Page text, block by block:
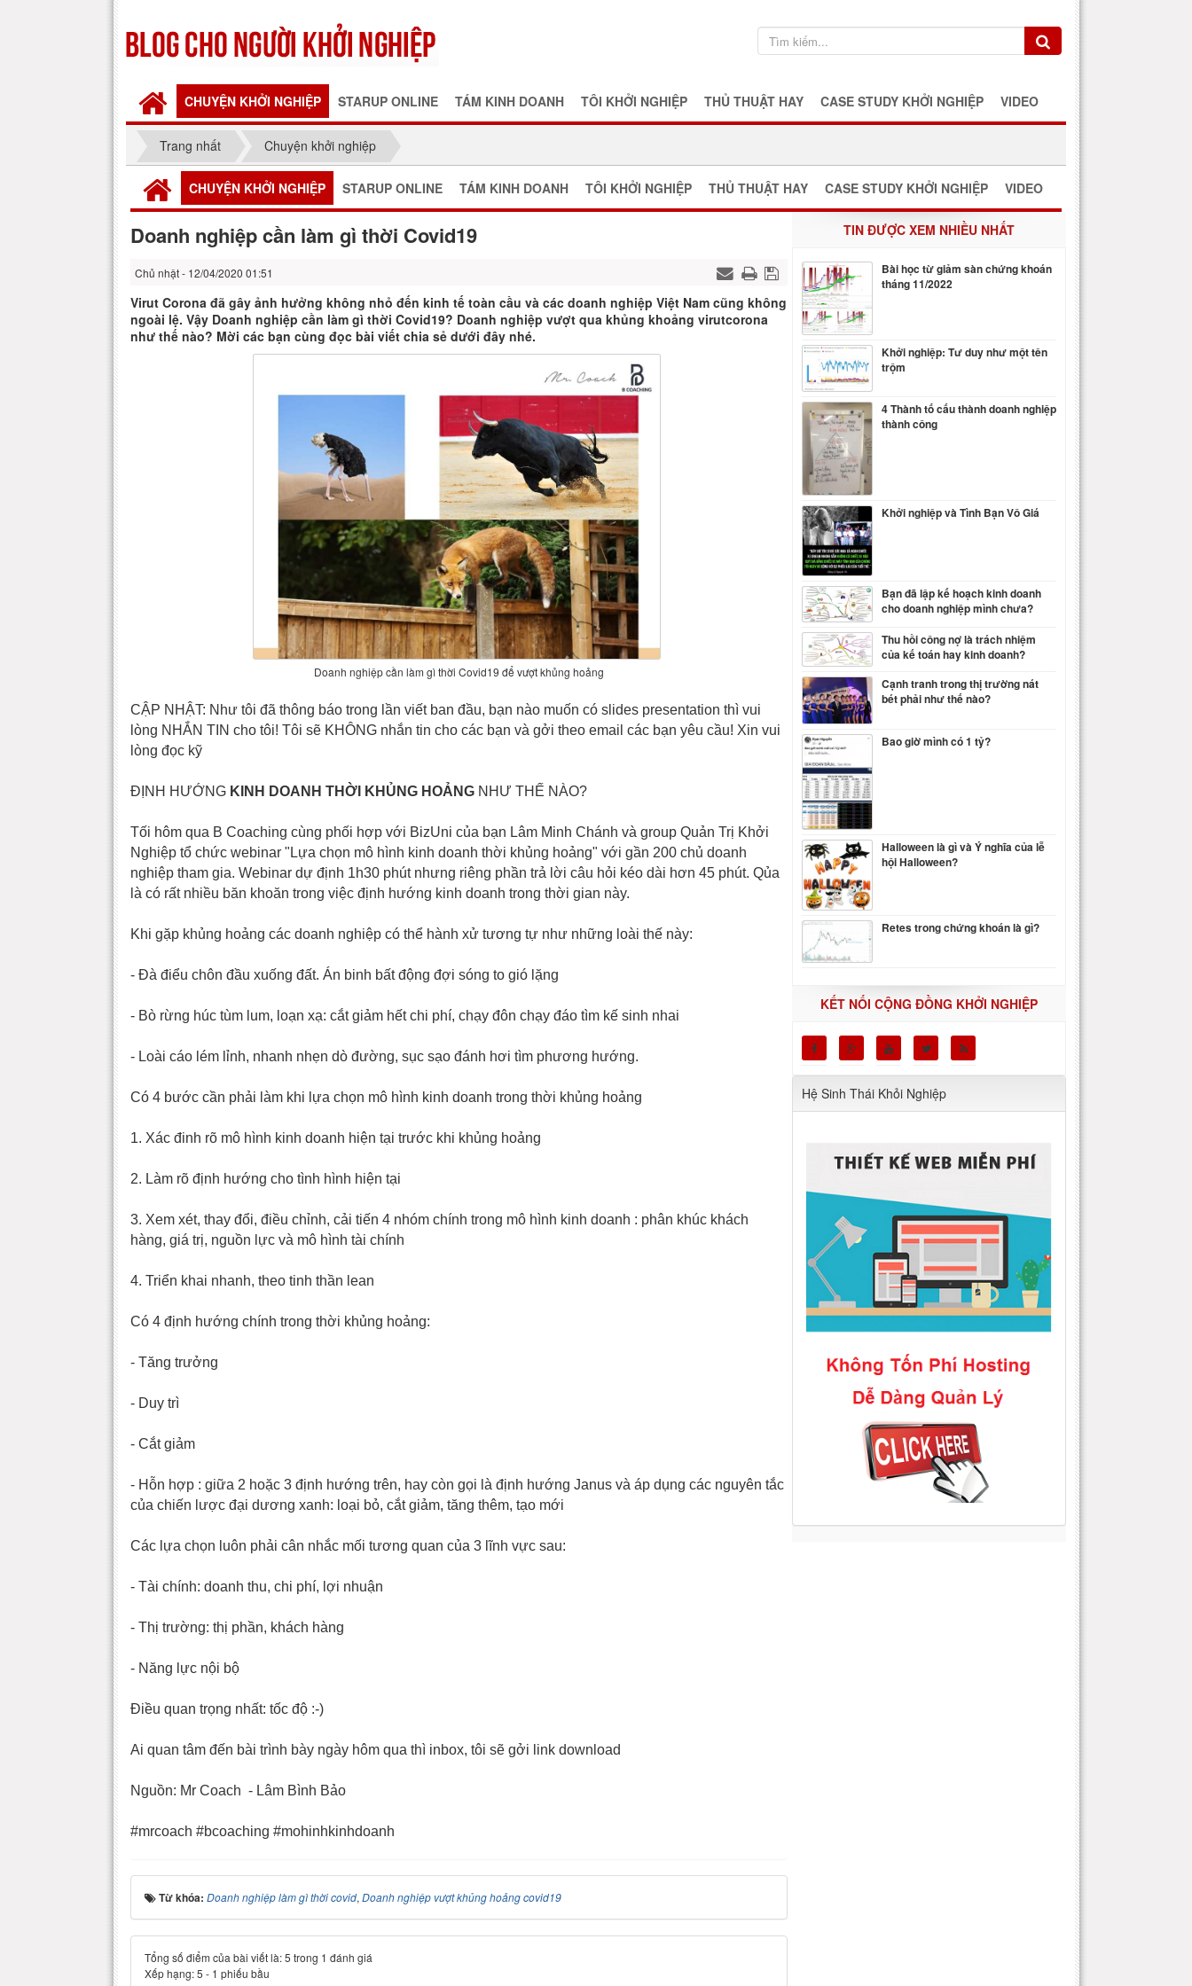
CHUYỆN KHỞI NGHIỆP STARUP ONLINE TÁM KINH DOANH TÔI KHỞI NGHIỆP THỦ THUẬT HAY CASE STUDY KHỞI NGHIỆP VIDEO
Trang nhất Chuyện khởi nghiệp
CHUYỆN KHỞI NGHIỆP STARUP ONLINE TÁM KINH DOANH TÔI KHỞI NGHIỆP THỦ THUẬT HAY CASE STUDY KHỞI NGHIỆP VIDEO
Doanh nghiệp cần làm gì thời Covid19
Chủ nhật - 12/04/2020 01:51
Virut Corona đã gây ảnh hưởng không nhỏ đến kinh tế toàn cầu và các doanh nghiệp Việt Nam cũng không
ngoài lệ. Vậy Doanh nghiệp cần làm gì thời Covid19? Doanh nghiệp vượt qua khủng khoảng virutcorona
như thế nào? Mời các bạn cùng đọc bài viết chia sẻ dưới đây nhé.
Doanh nghiệp cần làm gì thời Covid19 để vượt khủng hoảng
CẬP NHẬT: Như tôi đã thông báo trong lần viết ban đầu, bạn nào muốn có slides presentation thì vui
lòng NHẮN TIN cho tôi! Tôi sẽ KHÔNG nhắn tin cho các bạn và gởi theo email các bạn yêu cầu! Xin vui
lòng đọc kỹ
ĐỊNH HƯỚNG KINH DOANH THỜI KHỦNG HOẢNG NHƯ THẾ NÀO?
Tối hôm qua B Coaching cùng phối hợp với BizUni của bạn Lâm Minh Chánh và group Quản Trị Khởi
Nghiệp tổ chức webinar "Lựa chọn mô hình kinh doanh thời khủng hoảng" với gần 200 chủ doanh
nghiệp tham gia. Webinar dự định 1h30 phút nhưng riêng phần trả lời câu hỏi kéo dài hơn 45 phút. Qủa
là có rất nhiều băn khoăn trong việc định hướng kinh doanh trong thời gian này.
Khi gặp khủng hoảng các doanh nghiệp có thể hành xử tương tự như những loài thế này:
- Đà điểu chôn đầu xuống đất. Án binh bất động đợi sóng to gió lặng
- Bò rừng húc tùm lum, loạn xạ: cắt giảm hết chi phí, chạy đôn chạy đáo tìm kế sinh nhai
- Loài cáo lém lỉnh, nhanh nhẹn dò đường, sục sạo đánh hơi tìm phương hướng.
Có 4 bước cần phải làm khi lựa chọn mô hình kinh doanh trong thời khủng hoảng
1. Xác đinh rõ mô hình kinh doanh hiện tại trước khi khủng hoảng
2. Làm rõ định hướng cho tình hình hiện tại
3. Xem xét, thay đổi, điều chỉnh, cải tiến 4 nhóm chính trong mô hình kinh doanh : phân khúc khách
hàng, giá trị, nguồn lực và mô hình tài chính
4. Triển khai nhanh, theo tinh thần lean
Có 4 định hướng chính trong thời khủng hoảng:
- Tăng trưởng
- Duy trì
- Cắt giảm
- Hỗn hợp : giữa 2 hoặc 3 định hướng trên, hay còn gọi là định hướng Janus và áp dụng các nguyên tắc
của chiến lược đại dương xanh: loại bỏ, cắt giảm, tăng thêm, tạo mới
Các lựa chọn luôn phải cân nhắc mối tương quan của 3 lĩnh vực sau:
- Tài chính: doanh thu, chi phí, lợi nhuận
- Thị trường: thị phần, khách hàng
- Năng lực nội bộ
Điều quan trọng nhất: tốc độ :-)
Ai quan tâm đến bài trình bày ngày hôm qua thì inbox, tôi sẽ gởi link download
Nguồn: Mr Coach - Lâm Bình Bảo
#mrcoach #bcoaching #mohinhkinhdoanh
Từ khóa: Doanh nghiệp làm gì thời covid, Doanh nghiệp vượt khủng hoảng covid19
Tổng số điểm của bài viết là: 5 trong 1 đánh giá
Xếp hạng:5 - 1 phiếu bầu
TIN ĐƯỢC XEM NHIỀU NHẤT
Bài học từ giảm sàn chứng khoán
tháng 11/2022
Khởi nghiệp: Tư duy như một tên
trộm
4 Thành tố cấu thành doanh nghiệp
thành công
Khởi nghiệp và Tình Bạn Vô Giá
Bạn đã lập kế hoạch kinh doanh
cho doanh nghiệp mình chưa?
Thu hồi công nợ là trách nhiệm
của kế toán hay kinh doanh?
Cạnh tranh trong thị trường nát
bét phải như thế nào?
Bao giờ mình có 1 tỷ?
Halloween là gì và Ý nghĩa của lễ
hội Halloween?
Retes trong chứng khoán là gì?
KẾT NỐI CỘNG ĐỒNG KHỞI NGHIỆP
Hệ Sinh Thái Khỏi Nghiệp